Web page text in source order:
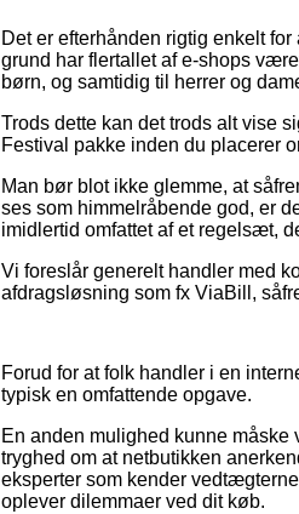
Det er efterhånden rigtig enkelt
grund har flertallet af e-shops
børn, og samtidig til herrer og
Trods dette kan det trods alt vise
Festival pakke inden du placerer
Man bør blot ikke glemme, at
ses som himmelråbende god, er
imidlertid omfattet af et regelsæt,
Vi foreslår generelt handler med
afdragsløsning som fx ViaBill,
Forud for at folk handler i en
typisk en omfattende opgave.
En anden mulighed kunne
tryghed om at netbutikken
eksperter som kender
oplever dilemmaer ved dit køb.